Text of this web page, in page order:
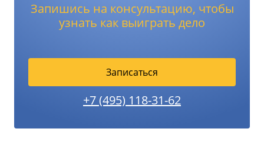
Запишись на консультацию, чтобы
узнать как выиграть дело
Записаться
+7 (495) 118-31-62